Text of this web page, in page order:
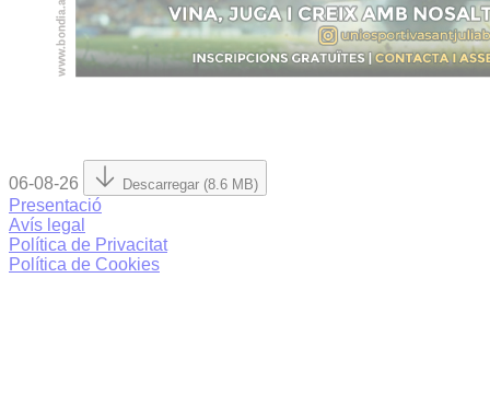
06-08-26 Descarregar (8.6 MB)
Presentació
Avís legal
Política de Privacitat
Política de Cookies